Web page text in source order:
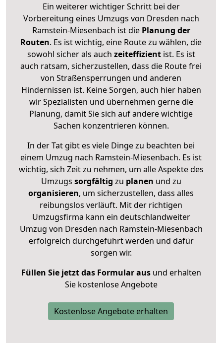
Ein weiterer wichtiger Schritt bei der
Vorbereitung eines Umzugs von Dresden nach
Ramstein-Miesenbach ist diePlanung der
Routen. Es ist wichtig, eine Route zu wählen, die
sowohl sicher als auch zeiteffizientist. Es ist
auch ratsam, sicherzustellen, dass die Route frei
von Straßensperrungen und anderen
Hindernissen ist. Keine Sorgen, auch hier haben
wir Spezialisten und übernehmen gerne die
Planung, damit Sie sich auf andere wichtige
Sachen konzentrieren können.
In der Tat gibt es viele Dinge zu beachten bei
einem Umzug nach Ramstein-Miesenbach. Es ist
wichtig, sich Zeit zu nehmen, um alle Aspekte des
Umzugs sorgfältig zu planen und zu
organisieren, um sicherzustellen, dass alles
reibungslos verläuft. Mit der richtigen
Umzugsfirma kann ein deutschlandweiter
Umzug von Dresden nach Ramstein-Miesenbach
erfolgreich durchgeführt werden und dafür
sorgen wir.
Füllen Sie jetzt das Formular ausund erhalten
Sie kostenlose Angebote
Kostenlose Angebote erhalten